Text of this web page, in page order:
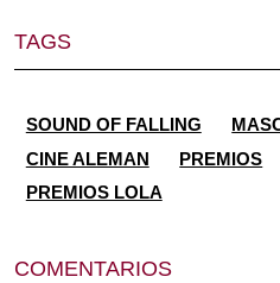
TAGS
SOUND OF FALLING
CINE ALEMAN
PREMIOS
PREMIOS LOLA
COMENTARIOS